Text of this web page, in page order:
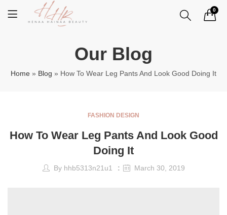
0
Our Blog
Home » Blog » How To Wear Leg Pants And Look Good Doing It
FASHION DESIGN
How To Wear Leg Pants And Look Good
Doing It
By hhb5313n21u1 March 30, 2019